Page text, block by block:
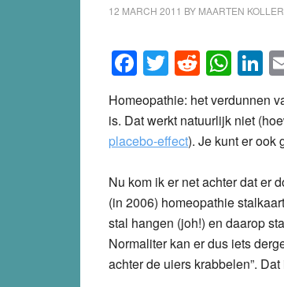
12 MARCH 2011 BY MAARTEN KOLLER
Facebook
Twitter
Reddit
Homeopathie: het verdunnen
is. Dat werkt natuurlijk niet
placebo-effect). Je kunt er ook
Nu kom ik er net achter dat er
(in 2006) homeopathie
stal hangen (joh!) en daarop
Normaliter kan er dus iets
achter de uiers krabbelen”.